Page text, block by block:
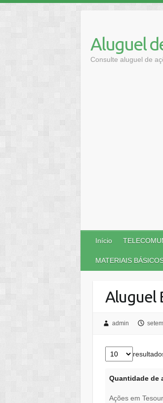
content
Aluguel
Consulte aluguel de
Início
MATERIAIS
Aluguel
admin
Quantidade de
Ações em